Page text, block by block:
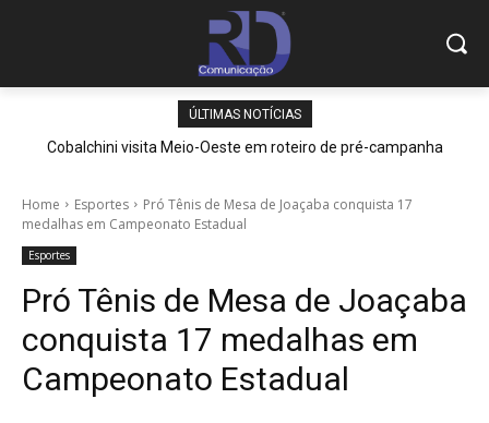
ÚLTIMAS NOTÍCIAS
Cobalchini visita Meio-Oeste em roteiro de pré-campanha
Home Esportes
Pró Tênis de Mesa de Joaçaba conquista 17
medalhas em Campeonato Estadual
Esportes
Pró Tênis de Mesa de Joaçaba
conquista 17 medalhas em
Campeonato Estadual